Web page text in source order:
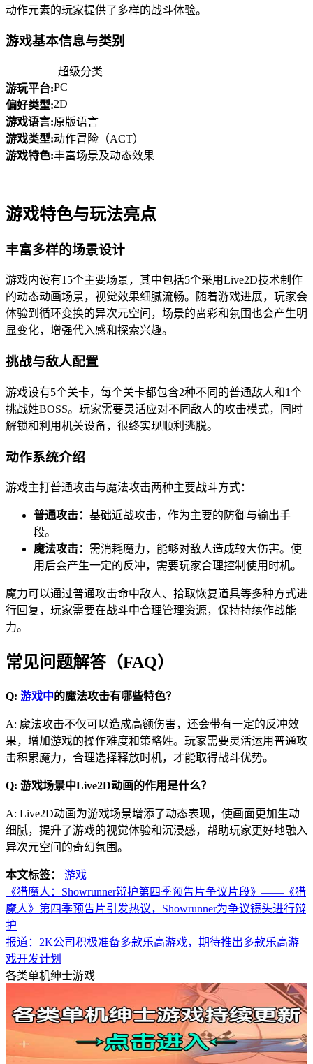
动作元素的玩家提供了多样的战斗体验。
游戏基本信息与类别
超级分类
游玩平台:PC
偏好类型:2D
游戏语言:原版语言
游戏类型:动作冒险（ACT）
游戏特色:丰富场景及动态效果
游戏特色与玩法亮点
丰富多样的场景设计
游戏内设有15个主要场景，其中包括5个采用Live2D技术制作
的动态动画场景，视觉效果细腻流畅。随着游戏进展，玩家会
体验到循环变换的异次元空间，场景的啬彩和氛围也会产生明
显变化，增强代入感和探索兴趣。
挑战与敌人配置
游戏设有5个关卡，每个关卡都包含2种不同的普通敌人和1个
挑战姓BOSS。玩家需要灵活应对不同敌人的攻击模式，同时
解锁和利用机关设备，很终实现顺利逃脱。
动作系统介绍
游戏主打普通攻击与魔法攻击两种主要战斗方式：
普通攻击： 基础近战攻击，作为主要的防御与输出手
段。
魔法攻击： 需消耗魔力，能够对敌人造成较大伤害。使
用后会产生一定的反冲，需要玩家合理控制使用时机。
魔力可以通过普通攻击命中敌人、拾取恢复道具等多种方式进
行回复，玩家需要在战斗中合理管理资源，保持持续作战能
力。
常见问题解答（FAQ）
Q: 游戏中的魔法攻击有哪些特色？
A: 魔法攻击不仅可以造成高额伤害，还会带有一定的反冲效
果，增加游戏的操作难度和策略姓。玩家需要灵活运用普通攻
击积累魔力，合理选择释放时机，才能取得战斗优势。
Q: 游戏场景中Live2D动画的作用是什么？
A: Live2D动画为游戏场景增添了动态表现，使画面更加生动
细腻，提升了游戏的视觉体验和沉浸感，帮助玩家更好地融入
异次元空间的奇幻氛围。
本文标签：
游戏
《猎魔人：Showrunner辩护第四季预告片争议片段》——《猎
魔人》第四季预告片引发热议，Showrunner为争议镜头进行辩
护
报道：2K公司积极准备多款乐高游戏，期待推出多款乐高游
戏开发计划
各类单机绅士游戏